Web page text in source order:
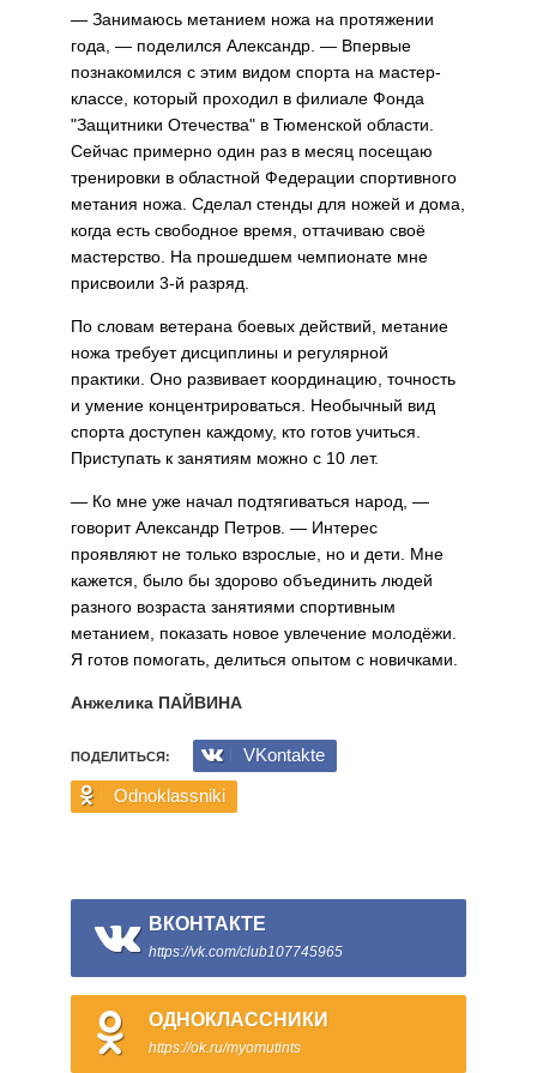
— Занимаюсь метанием ножа на протяжении
года, — поделился Александр. — Впервые
познакомился с этим видом спорта на мастер-
классе, который проходил в филиале Фонда
"Защитники Отечества" в Тюменской области.
Сейчас примерно один раз в месяц посещаю
тренировки в областной Федерации спортивного
метания ножа. Сделал стенды для ножей и дома,
когда есть свободное время, оттачиваю своё
мастерство. На прошедшем чемпионате мне
присвоили 3-й разряд.
По словам ветерана боевых действий, метание
ножа требует дисциплины и регулярной
практики. Оно развивает координацию, точность
и умение концентрироваться. Необычный вид
спорта доступен каждому, кто готов учиться.
Приступать к занятиям можно с 10 лет.
— Ко мне уже начал подтягиваться народ, —
говорит Александр Петров. — Интерес
проявляют не только взрослые, но и дети. Мне
кажется, было бы здорово объединить людей
разного возраста занятиями спортивным
метанием, показать новое увлечение молодёжи.
Я готов помогать, делиться опытом с новичками.
Анжелика ПАЙВИНА
ПОДЕЛИТЬСЯ:
VKontakte
Odnoklassniki
ВКОНТАКТЕ
https://vk.com/club107745965
ОДНОКЛАССНИКИ
https://ok.ru/myomutints